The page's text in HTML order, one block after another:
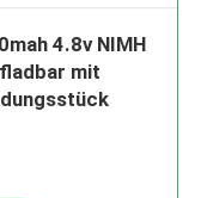
4.8v NIMH
mit